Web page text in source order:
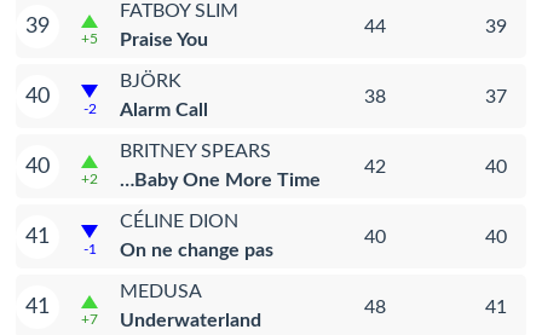
39
+5
FATBOY SLIM
Praise You
44 39
40
-2
BJÖRK
Alarm Call
38 37
40
+2
BRITNEY SPEARS
…Baby One More Time
42 40
41
-1
CÉLINE DION
On ne change pas
40 40
41
+7
MEDUSA
Underwaterland
48 41